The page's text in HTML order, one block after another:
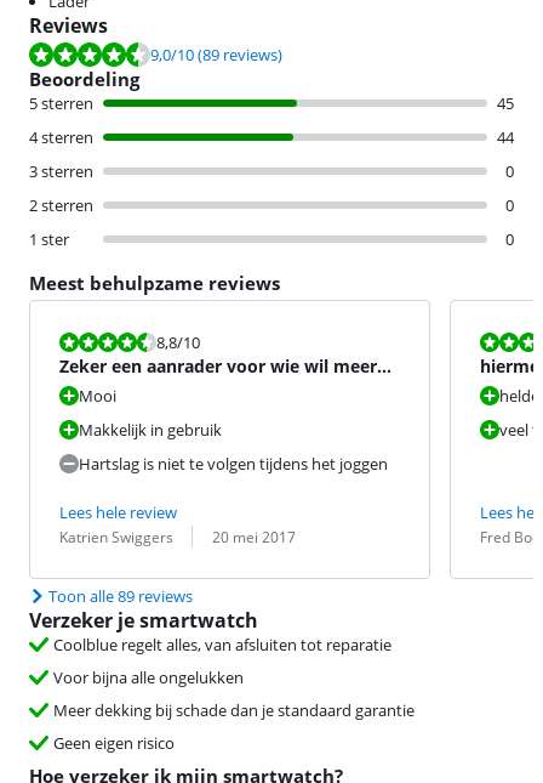
Reviews
Beoordeling is 9,0 van de 10, gebaseerd op 89 reviews.
9,0/10(89 reviews)
Beoordeling
5 sterren
45
4 sterren
44
3 sterren
0
2 sterren
0
1 ster
0
Meest behulpzame reviews
Beoordeling is 8,8 van de 10.
8,8/10
Zeker een aanrader voor wie wil meer
bewegen
Mooi
Makkelijk in gebruik
Hartslag is niet te volgen tijdens het joggen
Lees hele review
Beoordeling door:
Katrien Swiggers
Datum: 20 mei 2017
te
veel
Lees
Fred
Datum:
Toon alle 89 reviews
Verzeker je smartwatch
Coolblue regelt alles, van afsluiten tot reparatie
Voor bijna alle ongelukken
Meer dekking bij schade dan je standaard garantie
Geen eigen risico
Hoe verzeker ik mijn smartwatch?